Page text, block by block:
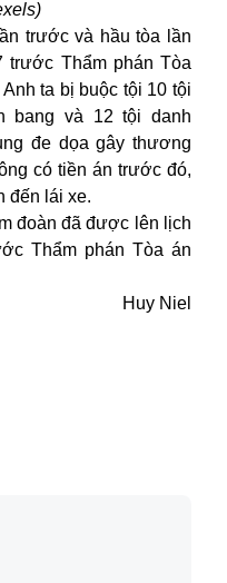
trước và hầu tòa lần
trước Thẩm phán Tòa
ta bị buộc tội 10 tội
bang và 12 tội danh
đe dọa gây thương
có tiền án trước đó,
đến lái xe.
đoàn đã được lên lịch
Thẩm phán Tòa án
Huy Niel